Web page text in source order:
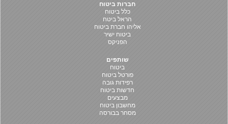
חברות ביטוח
כלל ביטוח
הראל ביטח
אליהו חברת ביטוח
ביטוח ישיר
הפניקס
שותפים
ביטוח
פורטל ביטוח
רפידות גובה
חדשות ביטוח
מבצעים
מחשבון ביטוח
מסחר בבורסה